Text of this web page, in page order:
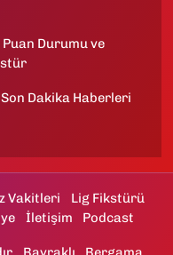
Puan Durumu ve
Son Dakika Haberleri
Vakitleri
Lig Fikstürü
İletişim Podcast